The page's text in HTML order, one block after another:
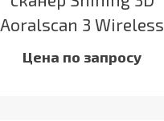
Aoralscan 3 Wireless
Цена по запросу